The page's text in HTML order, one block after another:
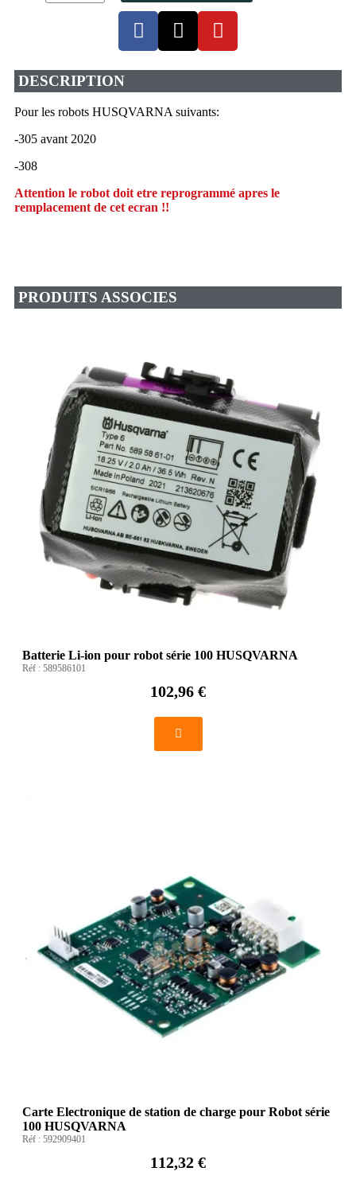
DESCRIPTION
Pour les robots HUSQVARNA suivants:
-305 avant 2020
-308
Attention le robot doit etre reprogrammé apres le
remplacement de cet ecran !!
PRODUITS ASSOCIES
Batterie Li-ion pour robot série 100 HUSQVARNA
Réf : 589586101
102,96 €
Carte Electronique de station de charge pour Robot série
100 HUSQVARNA
Réf : 592909401
112,32 €